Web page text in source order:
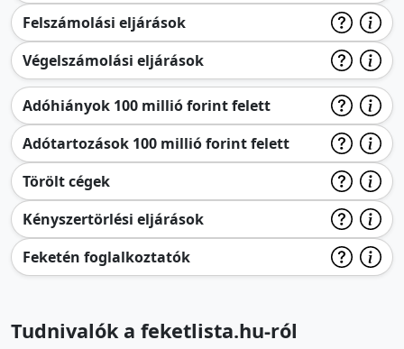
Felszámolási eljárások
Végelszámolási eljárások
Adóhiányok 100 millió forint felett
Adótartozások 100 millió forint felett
Törölt cégek
Kényszertörlési eljárások
Feketén foglalkoztatók
Tudnivalók a feketlista.hu-ról